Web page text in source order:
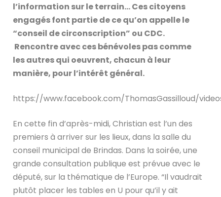
l’information sur le terrain… Ces citoyens
engagés font partie de ce qu’on appelle le
“conseil de circonscription” ou CDC.
Rencontre avec ces bénévoles pas comme
les autres qui oeuvrent, chacun à leur
manière, pour l’intérêt général.
https://www.facebook.com/ThomasGassilloud/
En cette fin d’après-midi, Christian est l’un des
premiers à arriver sur les lieux, dans la salle du
conseil municipal de Brindas. Dans la soirée, une
grande consultation publique est prévue avec le
député, sur la thématique de l’Europe. “Il vaudrait
plutôt placer les tables en U pour qu’il y ait